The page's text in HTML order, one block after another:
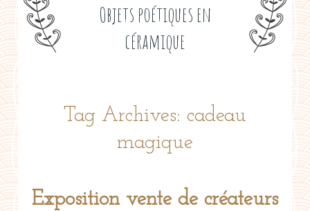
Objets poétiques en
céramique
Tag Archives: cadeau
magique
Exposition vente de créateurs